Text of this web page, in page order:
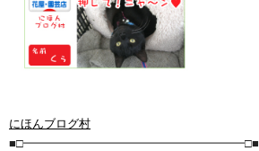
にほんブログ村
■□━━━━━━━━━━━━━━━━━━━□■